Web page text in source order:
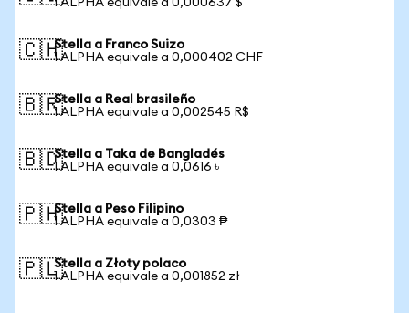
1 ALPHA equivale a 0,000637 $
🇨🇭Stella a Franco Suizo
1 ALPHA equivale a 0,000402 CHF
🇧🇷Stella a Real brasileño
1 ALPHA equivale a 0,002545 R$
🇧🇩Stella a Taka de Bangladés
1 ALPHA equivale a 0,0616 ৳
🇵🇭Stella a Peso Filipino
1 ALPHA equivale a 0,0303 ₱
🇵🇱Stella a Złoty polaco
1 ALPHA equivale a 0,001852 zł